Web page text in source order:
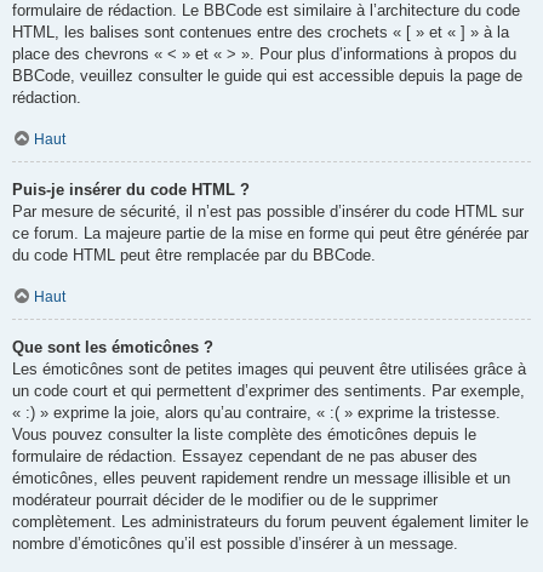
formulaire de rédaction. Le BBCode est similaire à l’architecture du code
HTML, les balises sont contenues entre des crochets « [ » et « ] » à la
place des chevrons « < » et « > ». Pour plus d’informations à propos du
BBCode, veuillez consulter le guide qui est accessible depuis la page de
rédaction.
Haut
Puis-je insérer du code HTML ?
Par mesure de sécurité, il n’est pas possible d’insérer du code HTML sur
ce forum. La majeure partie de la mise en forme qui peut être générée par
du code HTML peut être remplacée par du BBCode.
Haut
Que sont les émoticônes ?
Les émoticônes sont de petites images qui peuvent être utilisées grâce à
un code court et qui permettent d’exprimer des sentiments. Par exemple,
« :) » exprime la joie, alors qu’au contraire, « :( » exprime la tristesse.
Vous pouvez consulter la liste complète des émoticônes depuis le
formulaire de rédaction. Essayez cependant de ne pas abuser des
émoticônes, elles peuvent rapidement rendre un message illisible et un
modérateur pourrait décider de le modifier ou de le supprimer
complètement. Les administrateurs du forum peuvent également limiter le
nombre d’émoticônes qu’il est possible d’insérer à un message.